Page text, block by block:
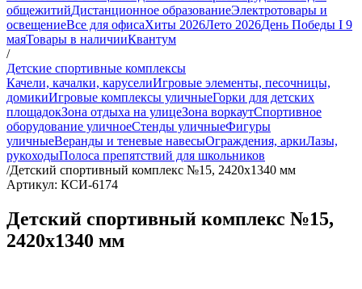
общежитийДистанционное образованиеЭлектротовары и
освещениеВсе для офисаХиты 2026Лето 2026День Победы I 9
маяТовары в наличииКвантум
/
Детские спортивные комплексы
Качели, качалки, каруселиИгровые элементы, песочницы,
домикиИгровые комплексы уличныеГорки для детских
площадокЗона отдыха на улицеЗона воркаутСпортивное
оборудование уличноеСтенды уличныеФигуры
уличныеВеранды и теневые навесыОграждения, аркиЛазы,
рукоходыПолоса препятствий для школьников
/Детский спортивный комплекс №15, 2420х1340 мм
Артикул: КСИ-6174
Детский спортивный комплекс №15,
2420х1340 мм